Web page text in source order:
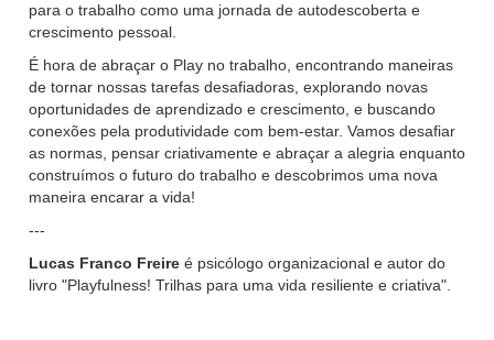
para o trabalho como uma jornada de autodescoberta e
crescimento pessoal.
É hora de abraçar o Play no trabalho, encontrando maneiras
de tornar nossas tarefas desafiadoras, explorando novas
oportunidades de aprendizado e crescimento, e buscando
conexões pela produtividade com bem-estar. Vamos desafiar
as normas, pensar criativamente e abraçar a alegria enquanto
construímos o futuro do trabalho e descobrimos uma nova
maneira encarar a vida!
---
Lucas Franco Freire é psicólogo organizacional e autor do
livro "Playfulness! Trilhas para uma vida resiliente e criativa".